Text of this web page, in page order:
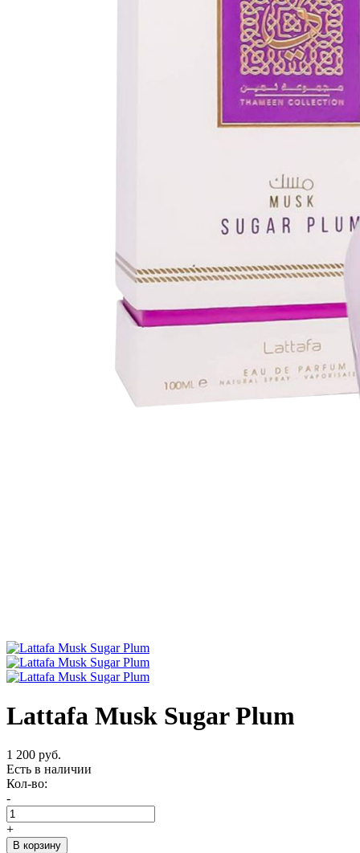
Lattafa Musk Sugar Plum
1 200 руб.
Есть в наличии
Кол-во:
-
+
В корзину